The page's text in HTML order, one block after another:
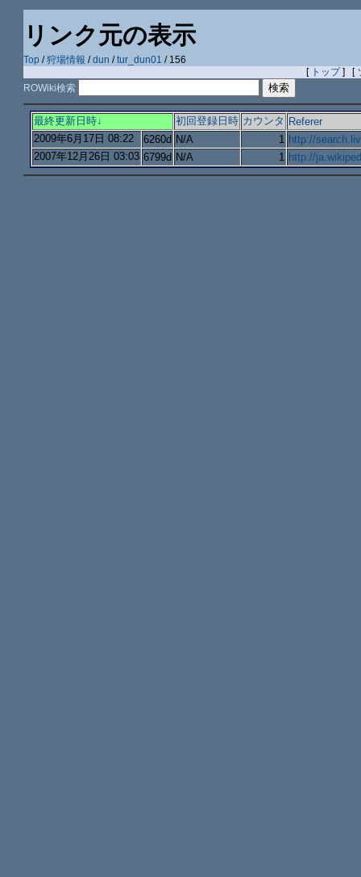
リンク元の表示
Top /狩場情報 /dun /tur_dun01 / 156
[ トップ] [
ROWiki検索
最終更新日時↓ 初回登録日時 カウンタ Referer
2009年6月17日 08:22
6260d N/A 1 http://
2007年12月26日 03:03 6799d N/A 1 http://